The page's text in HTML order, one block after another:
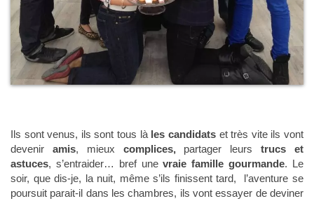
Ils sont venus, ils sont tous làles candidatset très vite ils vont
devenir amis, mieux complices,partager leurs trucs et
astuces, s’entraider… bref unevraie famille gourmande. Le
soir, que dis-je, la nuit, même s’ils finissent tard, l’aventure se
poursuit parait-il dans les chambres, ils vont essayer de deviner